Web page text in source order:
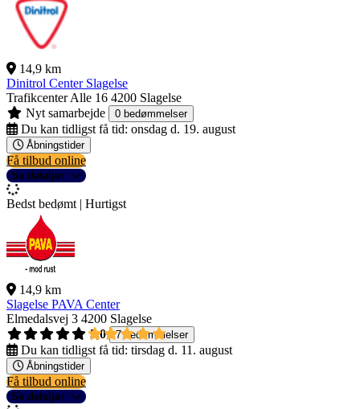
14,9 km
Dinitrol Center Slagelse
Trafikcenter Alle 16 4200 Slagelse
Nyt samarbejde
0 bedømmelser
Du kan tidligst få tid: onsdag d. 19. august
Åbningstider
Få tilbud online
Se detaljer
Bedst bedømt | Hurtigst
14,9 km
Slagelse PAVA Center
Elmedalsvej 3 4200 Slagelse
5,0
7 bedømmelser
Du kan tidligst få tid: tirsdag d. 11. august
Åbningstider
Få tilbud online
Se detaljer